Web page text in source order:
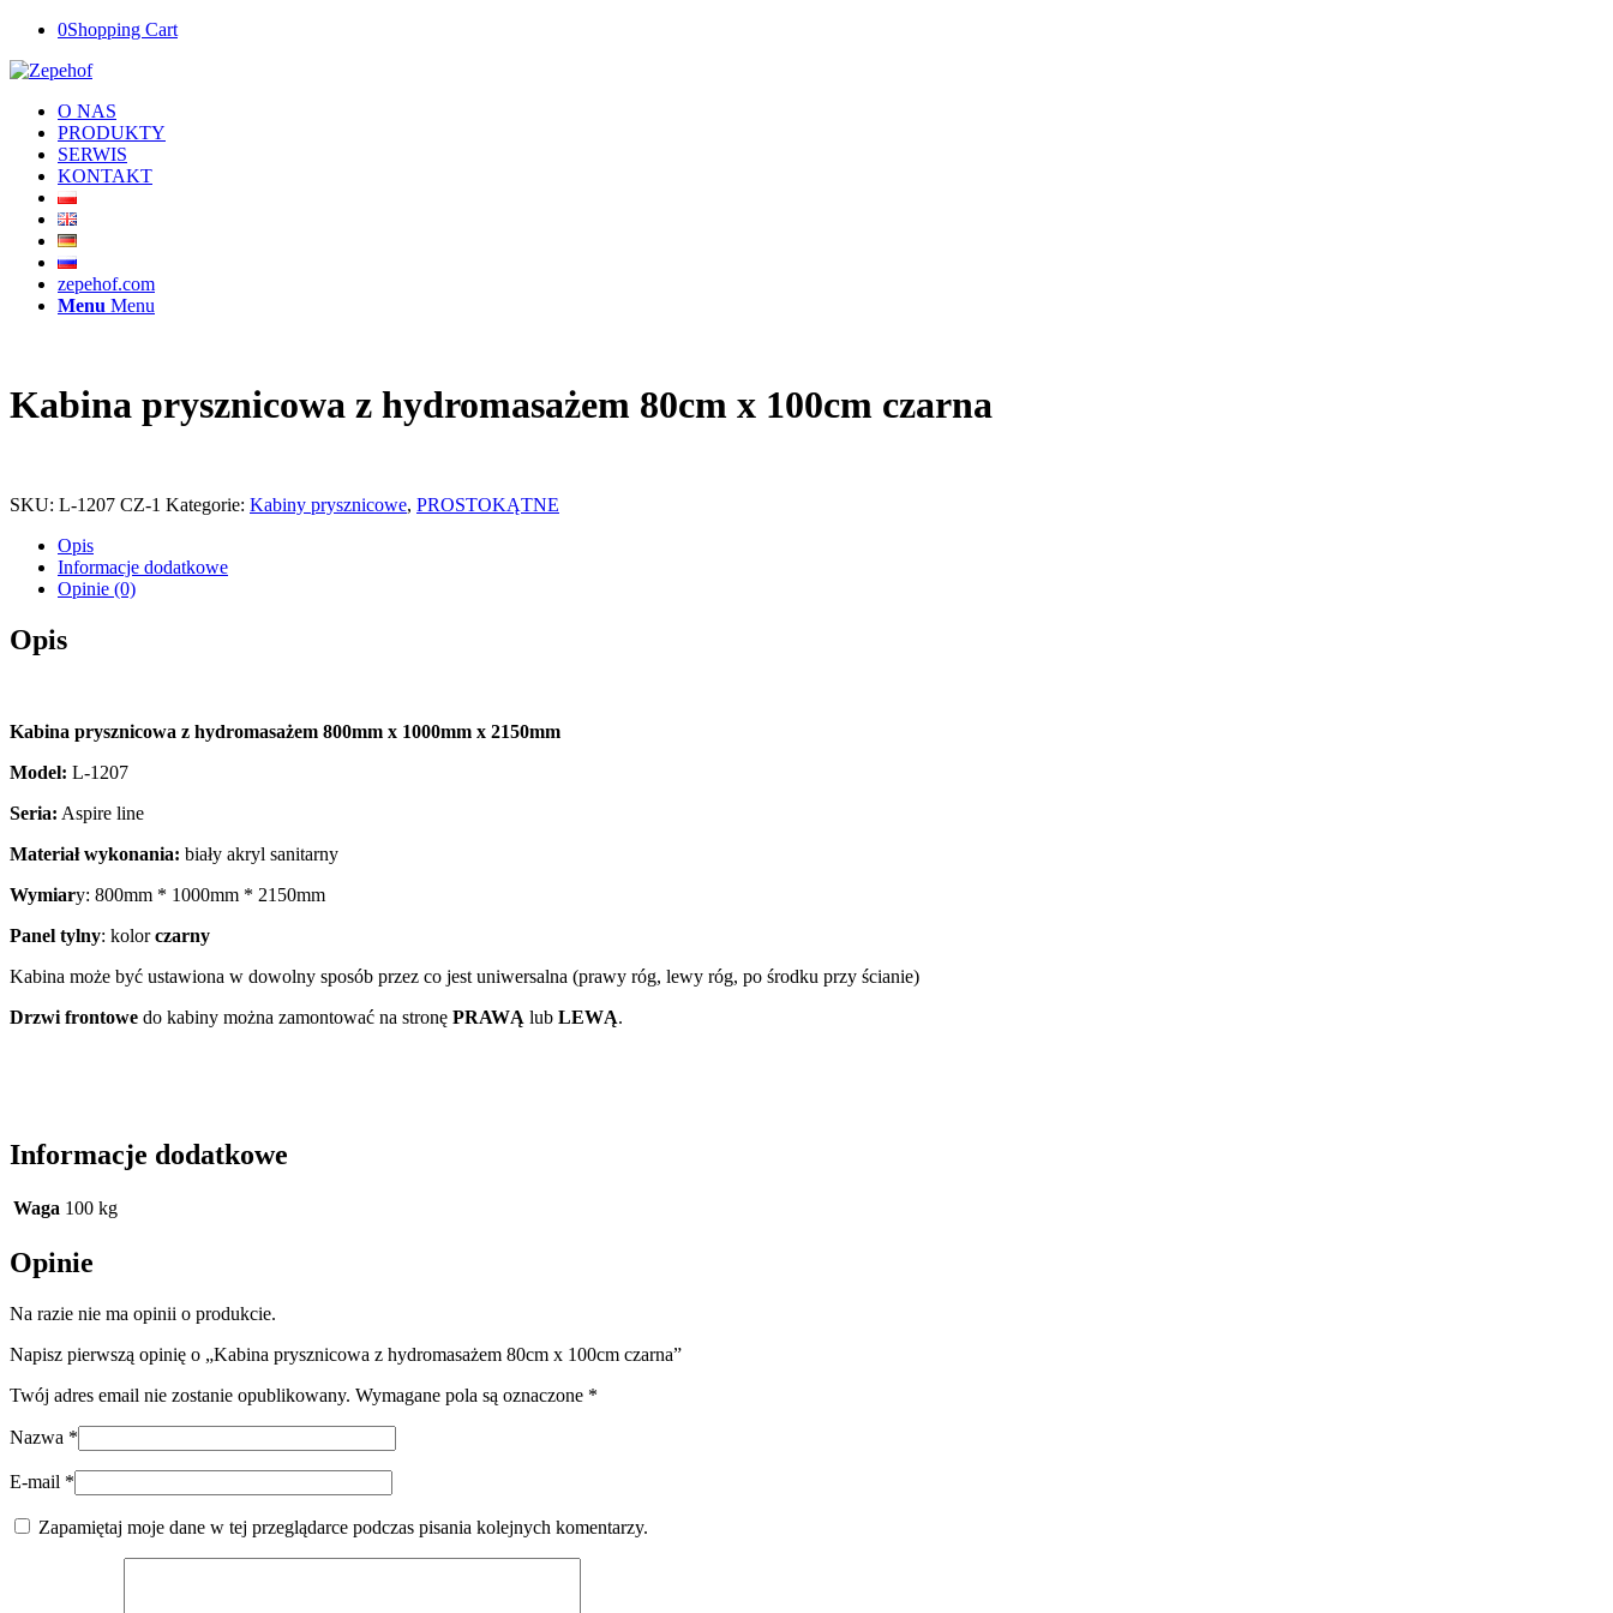
0Shopping Cart
O NAS
PRODUKTY
SERWIS
KONTAKT
zepehof.com
Menu Menu
Kabina prysznicowa z hydromasażem 80cm x 100cm czarna
SKU: L-1207 CZ-1 Kategorie: Kabiny prysznicowe, PROSTOKĄTNE
Opis
Informacje dodatkowe
Opinie (0)
Opis
Kabina prysznicowa z hydromasażem 800mm x 1000mm x 2150mm
Model: L-1207
Seria: Aspire line
Materiał wykonania: biały akryl sanitarny
Wymiary: 800mm * 1000mm * 2150mm
Panel tylny: kolorczarny
Kabina może być ustawiona w dowolny sposób przez co jest uniwersalna (prawy róg, lewy róg, po środku przy ścianie)
Drzwi frontowe do kabiny można zamontować na stronę PRAWĄ lub LEWĄ.
Informacje dodatkowe
Waga 100 kg
Opinie
Na razie nie ma opinii o produkcie.
Napisz pierwszą opinię o „Kabina prysznicowa z hydromasażem 80cm x 100cm czarna”
Twój adres email nie zostanie opublikowany. Wymagane pola są oznaczone *
Nazwa *
E-mail *
Zapamiętaj moje dane w tej przeglądarce podczas pisania kolejnych komentarzy.